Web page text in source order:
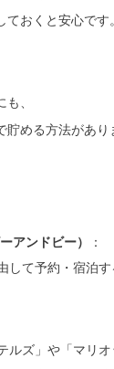
おくと安心です。
、
める方法があり
アンドビー）
：
して予約・宿泊
ルズ」や「マリ